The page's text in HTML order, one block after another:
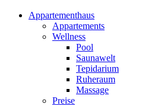
Appartementhaus
Appartements
Wellness
Pool
Saunawelt
Tepidarium
Ruheraum
Massage
Preise